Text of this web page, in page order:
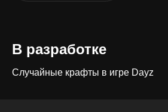
В разработке
Случайные крафты в игре Dayz